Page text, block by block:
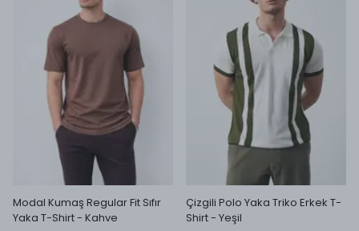
Modal Kumaş Regular Fit Sıfır
Yaka T-Shirt - Kahve
Çizgili Polo Yaka Triko Erkek T-
Shirt - Yeşil